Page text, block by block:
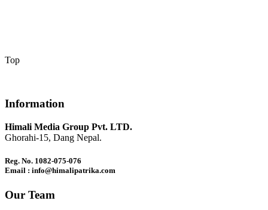
Top
Information
Himali Media Group Pvt. LTD.
Ghorahi-15, Dang Nepal.
Reg. No. 1082-075-076
Email : info@himalipatrika.com
Our Team